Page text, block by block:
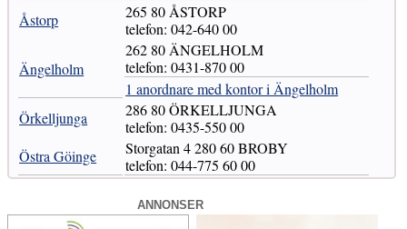
Åstorp
265 80 ÅSTORP
telefon: 042-640 00
Ängelholm
262 80 ÄNGELHOLM
telefon: 0431-870 00
1 anordnare med kontor i Ängelholm
Örkelljunga
286 80 ÖRKELLJUNGA
telefon: 0435-550 00
Östra Göinge
Storgatan 4 280 60 BROBY
telefon: 044-775 60 00
ANNONSER